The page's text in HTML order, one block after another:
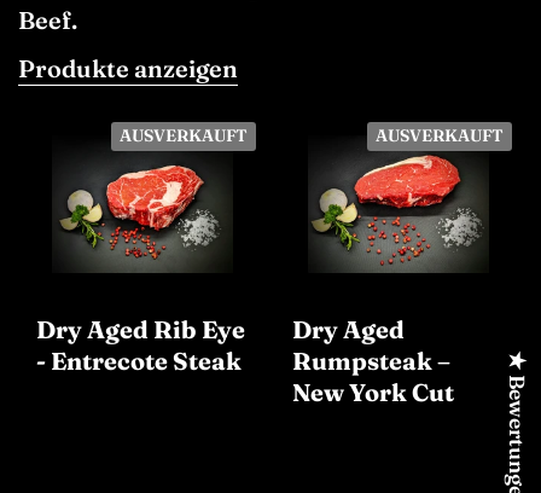
Beef.
Produkte anzeigen
Dry Aged Rib Eye
- Entrecote Steak
AUSVERKAUFT
Dry Aged
Rumpsteak –
New York Cut
AUSVERKAUFT
★ Bewertungen